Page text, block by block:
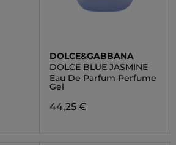
DOLCE&GABBANA
DOLCE BLUE JASMINE
Eau De Parfum Perfume
Gel
44,25 €